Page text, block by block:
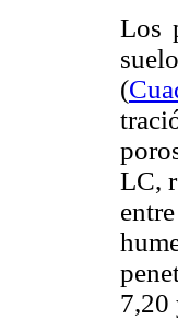
Los
(
LC,
7,20